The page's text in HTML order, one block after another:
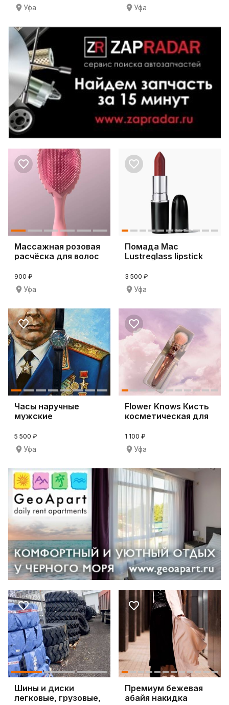
Уфа Уфа
Массажная розовая
расчёска для волос
900 ₽
Уфа
Помада Mac
Lustreglass lipstick
3 500 ₽
Уфа
Часы наручные
мужские
5 500 ₽
Уфа
Flower Knows Кисть
косметическая для
1 100 ₽
Уфа
Шины и диски
легковые, грузовые,
Премиум бежевая
абайя накидка